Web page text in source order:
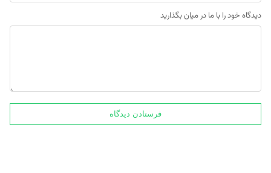
دیدگاه خود را با ما در میان بگذارید